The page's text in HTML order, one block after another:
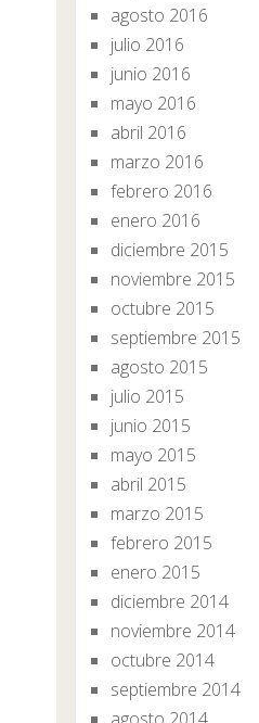
agosto 2016
julio 2016
junio 2016
mayo 2016
abril 2016
marzo 2016
febrero 2016
enero 2016
diciembre 2015
noviembre 2015
octubre 2015
septiembre 2015
agosto 2015
julio 2015
junio 2015
mayo 2015
abril 2015
marzo 2015
febrero 2015
enero 2015
diciembre 2014
noviembre 2014
octubre 2014
septiembre 2014